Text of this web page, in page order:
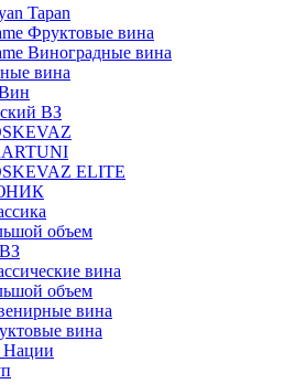
Tapan
Фруктовые вина
Виноградные вина
вина
ВЗ
ELITE
объем
вина
объем
вина
вина
Нации